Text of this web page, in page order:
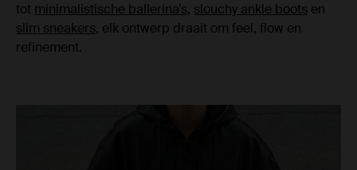
tot minimalistische ballerina’s, slouchy ankle boots en
slim sneakers, elk ontwerp draait om feel, flow en
refinement.